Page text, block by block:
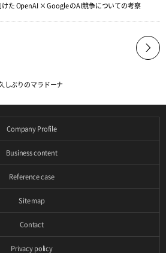
た OpenAI × Google のAI競争についての考察
しぶりのマラドーナ
Company Profile
Business content
Reference case
Site map
Contact
Privacy policy